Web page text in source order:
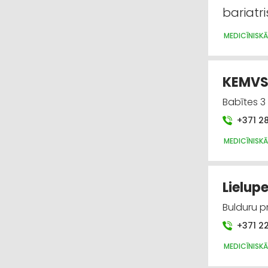
Babītes 3
+371
Bulduru
+371